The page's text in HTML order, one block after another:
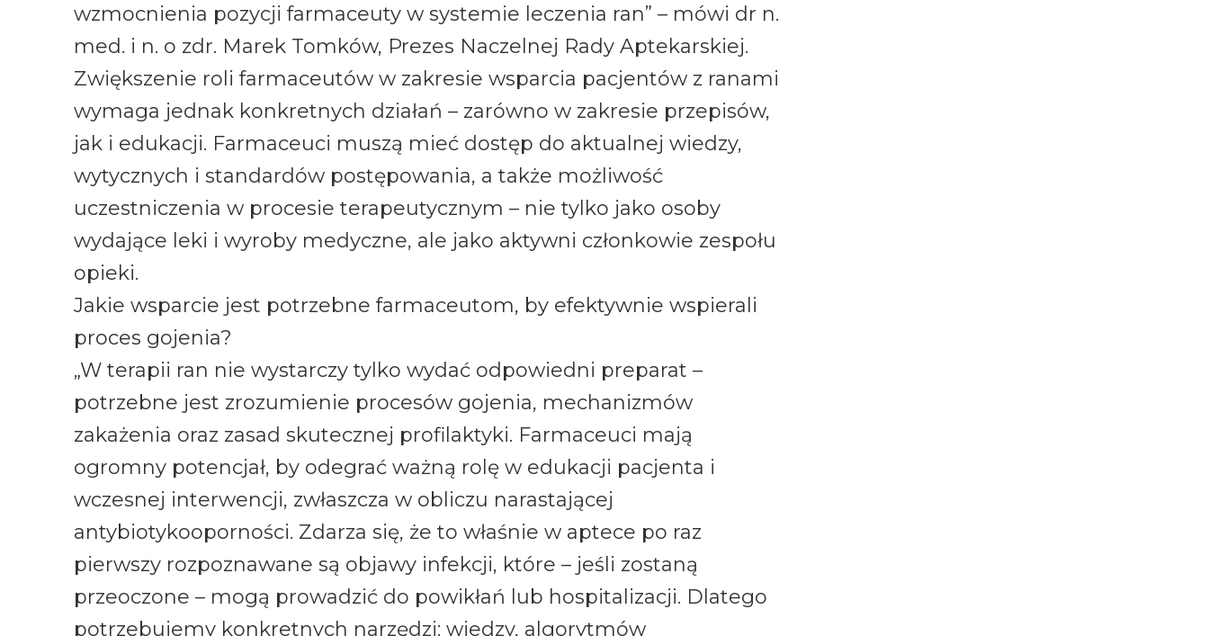
wzmocnienia pozycji farmaceuty w systemie leczenia ran” – mówi dr n.
med. i n. o zdr. Marek Tomków, Prezes Naczelnej Rady Aptekarskiej.
Zwiększenie roli farmaceutów w zakresie wsparcia pacjentów z ranami
wymaga jednak konkretnych działań – zarówno w zakresie przepisów,
jak i edukacji. Farmaceuci muszą mieć dostęp do aktualnej wiedzy,
wytycznych i standardów postępowania, a także możliwość
uczestniczenia w procesie terapeutycznym – nie tylko jako osoby
wydające leki i wyroby medyczne, ale jako aktywni członkowie zespołu
opieki.
Jakie wsparcie jest potrzebne farmaceutom, by efektywnie wspierali
proces gojenia?
„W terapii ran nie wystarczy tylko wydać odpowiedni preparat –
potrzebne jest zrozumienie procesów gojenia, mechanizmów
zakażenia oraz zasad skutecznej profilaktyki. Farmaceuci mają
ogromny potencjał, by odegrać ważną rolę w edukacji pacjenta i
wczesnej interwencji, zwłaszcza w obliczu narastającej
antybiotykooporności. Zdarza się, że to właśnie w aptece po raz
pierwszy rozpoznawane są objawy infekcji, które – jeśli zostaną
przeoczone – mogą prowadzić do powikłań lub hospitalizacji. Dlatego
potrzebujemy konkretnych narzędzi: wiedzy, algorytmów